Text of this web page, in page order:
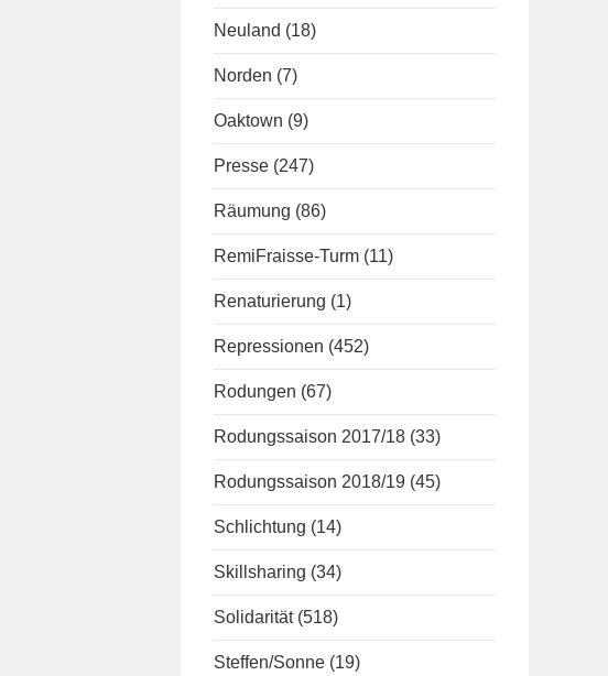
Neuland (18)
Norden (7)
Oaktown (9)
Presse (247)
Räumung (86)
RemiFraisse-Turm (11)
Renaturierung (1)
Repressionen (452)
Rodungen (67)
Rodungssaison 2017/18 (33)
Rodungssaison 2018/19 (45)
Schlichtung (14)
Skillsharing (34)
Solidarität (518)
Steffen/Sonne (19)